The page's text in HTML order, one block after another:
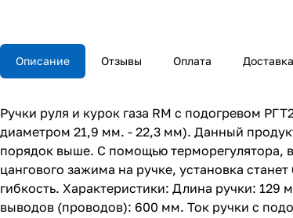
Описание Отзывы Оплата Доставка
Ручки руля и курок газа RM с подогревом
диаметром 21,9 мм. - 22,3 мм). Данный
порядок выше. С помощью терморегулятора,
цангового зажима на ручке, установка
гибкость. Характеристики: Длина ручки:
выводов (проводов): 600 мм. Ток ручки с